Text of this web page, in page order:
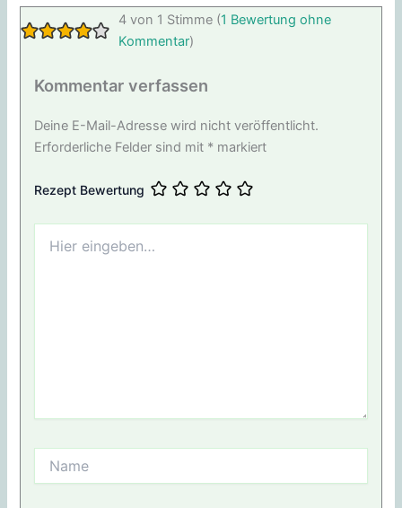
4 von 1 Stimme (1 Bewertung ohne
Kommentar)
Kommentar verfassen
Deine E-Mail-Adresse wird nicht veröffentlicht.
Erforderliche Felder sind mit * markiert
Rezept Bewertung
eingeben…